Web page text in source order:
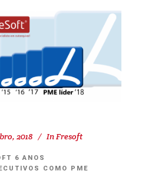
2018 InFresoft
6 ANOS
COMO PME